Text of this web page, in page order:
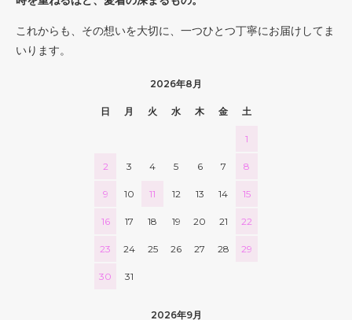
これからも、その想いを大切に、一つひとつ丁寧にお届けしてま
いります。
2026年8月
日 月 火 水 木 金 土
1
2 3 4 5 6 7 8
9 10 11 12 13 14 15
16 17 18 19 20 21 22
23 24 25 26 27 28 29
30 31
2026年9月